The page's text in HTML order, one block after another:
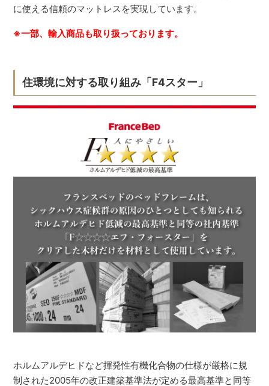
に使える信頼のマットレスを実現しています。
※一部、輸入商品も取り扱っております。
住環境に対する取り組み「F4スター」
ホルムアルデヒドなど揮発性有機化合物の仕様が厳格に規
制された2005年の改正建築基準法が定める最高基準と同等